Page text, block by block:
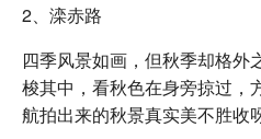
2、滦赤路
四季风景如画，但秋季却格外
梭其中，看秋色在身旁掠过，
航拍出来的秋景真实美不胜收呀